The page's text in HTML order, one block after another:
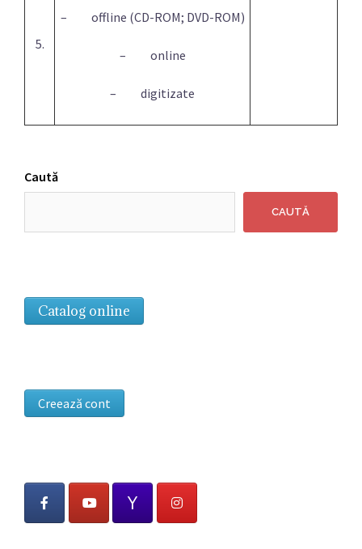
5.
– offline (CD-ROM; DVD-ROM)
– online
– digitizate
Caută
CAUTĂ
Catalog online
Creează cont